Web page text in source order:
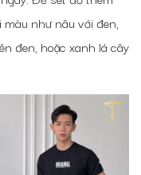
như nâu với đen,
đen, hoặc xanh lá cây